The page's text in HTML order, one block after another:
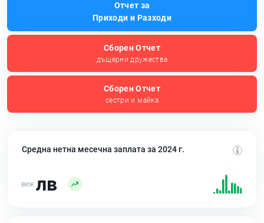
Отчет за
Приходи и Разходи
Сборен Отчет
дъщерни дружества
Сборен Отчет
сестри и майка
Средна нетна месечна заплата за 2024 г.
лв